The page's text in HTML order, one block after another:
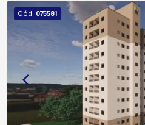
Cód. 075581